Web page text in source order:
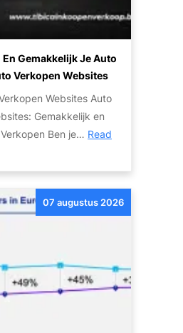
Gemakkelijk Je Auto
Verkopen Websites
Websites Auto
Gemakkelijk en
Ben je… Read
07 augustus 2026